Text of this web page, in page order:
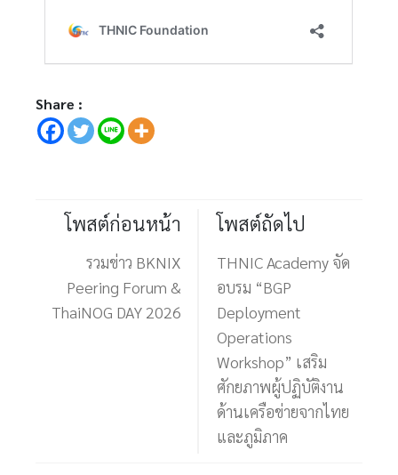
Share :
โพสต์ก่อนหน้า
รวมข่าว BKNIX
Peering Forum &
ThaiNOG DAY 2026
โพสต์ถัดไป
THNIC Academy จัด
อบรม “BGP
Deployment
Operations
Workshop” เสริม
ศักยภาพผู้ปฏิบัติงาน
ด้านเครือข่ายจากไทย
และภูมิภาค